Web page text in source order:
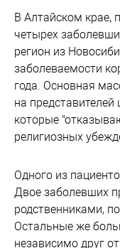
В Алтайском крае,
четырех
регион из
заболеваемости
года. Основная
на
которые
религиозных
Одного из
Двое заболевших
родственниками,
Остальные же
независимо друг